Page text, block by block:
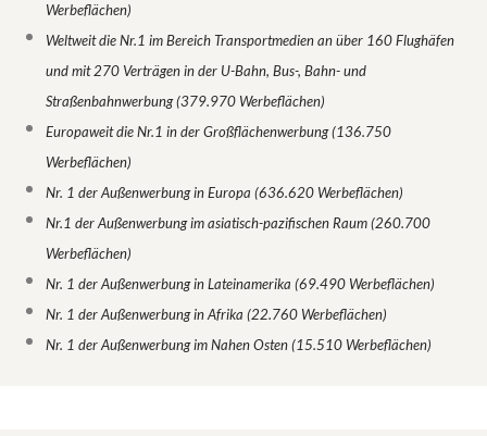
Werbeflächen)
Weltweit die Nr.1 im Bereich Transportmedien an über 160 Flughäfen
und mit 270 Verträgen in der U-Bahn, Bus-, Bahn- und
Straßenbahnwerbung (379.970 Werbeflächen)
Europaweit die Nr.1 in der Großflächenwerbung (136.750
Werbeflächen)
Nr. 1 der Außenwerbung in Europa (636.620 Werbeflächen)
Nr.1 der Außenwerbung im asiatisch-pazifischen Raum (260.700
Werbeflächen)
Nr. 1 der Außenwerbung in Lateinamerika (69.490 Werbeflächen)
Nr. 1 der Außenwerbung in Afrika (22.760 Werbeflächen)
Nr. 1 der Außenwerbung im Nahen Osten (15.510 Werbeflächen)